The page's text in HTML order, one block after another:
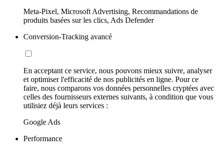
Meta-Pixel, Microsoft Advertising, Recommandations de
produits basées sur les clics, Ads Defender
Conversion-Tracking avancé
En acceptant ce service, nous pouvons mieux suivre, analyser
et optimiser l'efficacité de nos publicités en ligne. Pour ce
faire, nous comparons vos données personnelles cryptées avec
celles des fournisseurs externes suivants, à condition que vous
utilisiez déjà leurs services :
Google Ads
Performance